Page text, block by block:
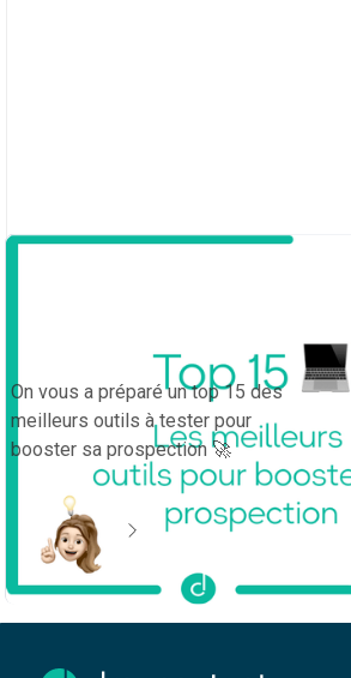
prospection en 2025
On vous a préparé un top 15 des
meilleurs outils à tester pour
booster sa prospection 🚀
en savoir plus